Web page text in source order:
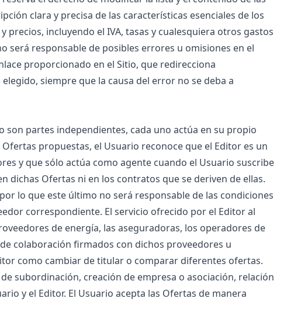
clara y precisa de las características esenciales de los
precios, incluyendo el IVA, tasas y cualesquiera otros gastos
será responsable de posibles errores u omisiones en el
proporcionado en el Sitio, que redirecciona
siempre que la causa del error no se deba a
son partes independientes, cada uno actúa en su propio
propuestas, el Usuario reconoce que el Editor es un
y que sólo actúa como agente cuando el Usuario suscribe
dichas Ofertas ni en los contratos que se deriven de ellas.
lo que este último no será responsable de las condiciones
correspondiente. El servicio ofrecido por el Editor al
de energía, las aseguradoras, los operadores de
colaboración firmados con dichos proveedores u
como cambiar de titularo comparardiferentes ofertas.
subordinación, creación de empresa o asociación, relación
y el Editor. El Usuario acepta las Ofertas de manera